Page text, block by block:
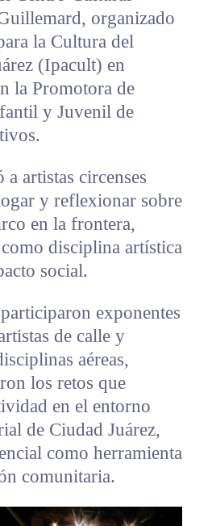
organizado
la Cultura del
(Ipacult) en
la Promotora de
y Juvenil de
artistas circenses
y reflexionar sobre
en la frontera,
disciplina artística
social.
exponentes
de calle y
aéreas,
los retos que
en el entorno
de Ciudad Juárez,
como herramienta
comunitaria.